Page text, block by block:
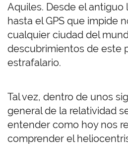
Aquiles. Desde el antiguo
hasta el GPS que impide
cualquier ciudad del
descubrimientos de este
estrafalario.
Tal vez, dentro de unos
general de la relatividad
entender como hoy nos
comprender el